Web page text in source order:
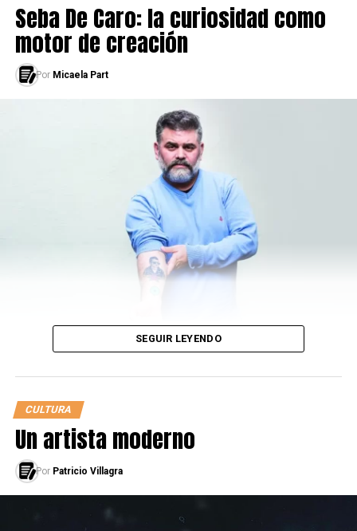
ARTÍCULOS SOBRE #ETERDIGITAL
ÉL, ELLA, ELLES
Seba De Caro: la curiosidad como
motor de creación
Por Micaela Part
SEGUIR LEYENDO
CULTURA
Un artista moderno
Por Patricio Villagra